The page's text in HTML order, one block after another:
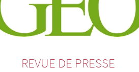
REVUE DE PRESSE